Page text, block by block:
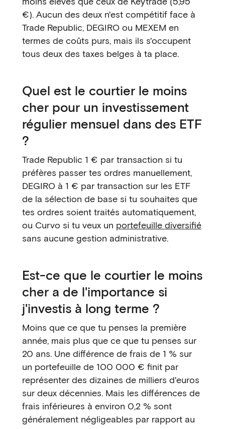
€). Aucun des deux n'est compétitif face à
Trade Republic, DEGIRO ou MEXEM en
termes de coûts purs, mais ils s'occupent
tous deux des taxes belges à ta place.
Quel est le courtier le moins
cher pour un investissement
régulier mensuel dans des ETF
?
Trade Republic 1 € par transaction si tu
préfères passer tes ordres manuellement,
DEGIRO à 1 € par transaction sur les ETF
de la sélection de base si tu souhaites que
tes ordres soient traités automatiquement,
ou Curvo si tu veux un portefeuille diversifié
sans aucune gestion administrative.
Est-ce que le courtier le moins
cher a de l'importance si
j'investis à long terme ?
Moins que ce que tu penses la première
année, mais plus que ce que tu penses sur
20 ans. Une différence de frais de 1 % sur
un portefeuille de 100 000 € finit par
représenter des dizaines de milliers d'euros
sur deux décennies. Mais les différences de
frais inférieures à environ 0,2 % sont
généralement négligeables par rapport au